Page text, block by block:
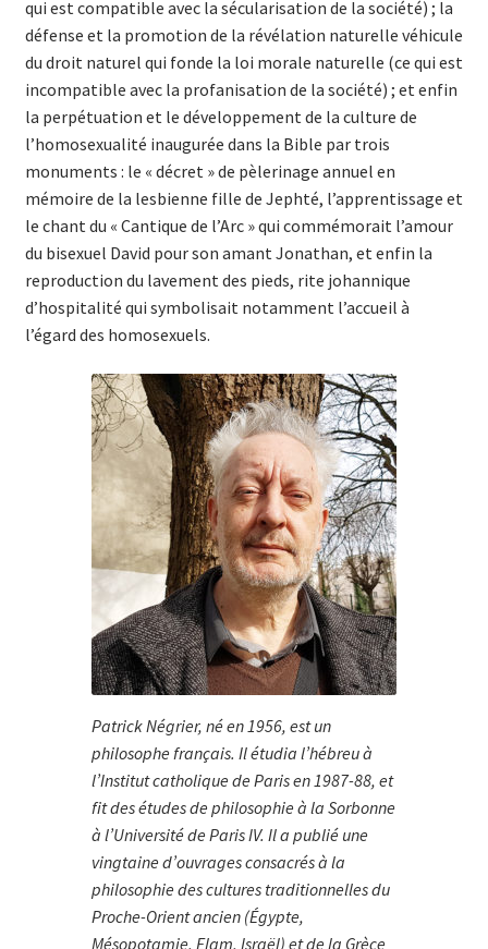
qui est compatible avec la sécularisation de la société) ; la
défense et la promotion de la révélation naturelle véhicule
du droit naturel qui fonde la loi morale naturelle (ce qui est
incompatible avec la profanisation de la société) ; et enfin
la perpétuation et le développement de la culture de
l’homosexualité inaugurée dans la Bible par trois
monuments : le « décret » de pèlerinage annuel en
mémoire de la lesbienne fille de Jephté, l’apprentissage et
le chant du « Cantique de l’Arc » qui commémorait l’amour
du bisexuel David pour son amant Jonathan, et enfin la
reproduction du lavement des pieds, rite johannique
d’hospitalité qui symbolisait notamment l’accueil à
l’égard des homosexuels.
Patrick Négrier, né en 1956, est un
philosophe français. Il étudia l’hébreu à
l’Institut catholique de Paris en 1987-88, et
fit des études de philosophie à la Sorbonne
à l’Université de Paris IV. Il a publié une
vingtaine d’ouvrages consacrés à la
philosophie des cultures traditionnelles du
Proche-Orient ancien (Égypte,
Mésopotamie, Elam, Israël) et de la Grèce